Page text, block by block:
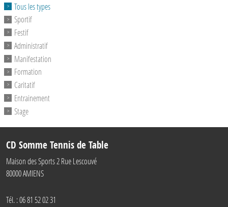
Tous les types
Sportif
Festif
Administratif
Manifestation
Formation
Caritatif
Entrainement
Stage
CD Somme Tennis de Table
Maison des Sports 2 Rue Lescouvé
80000AMIENS
Tél. :06 81 52 02 31